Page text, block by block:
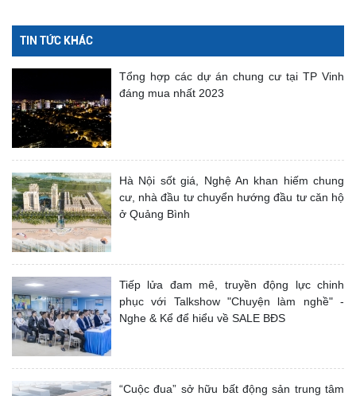
TIN TỨC KHÁC
Tổng hợp các dự án chung cư tại TP Vinh
đáng mua nhất 2023
Hà Nội sốt giá, Nghệ An khan hiếm chung
cư, nhà đầu tư chuyển hướng đầu tư căn hộ
ở Quảng Bình
Tiếp lửa đam mê, truyền động lực chinh
phục với Talkshow "Chuyện làm nghề" -
Nghe & Kể để hiểu về SALE BĐS
“Cuộc đua” sở hữu bất động sản trung tâm